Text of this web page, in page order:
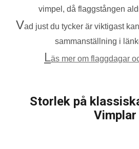
vimpel, då flaggstången
Vad just du tycker är viktigast
sammanställning i
Läs mer om flaggdagar
Storlek på
Vimplar